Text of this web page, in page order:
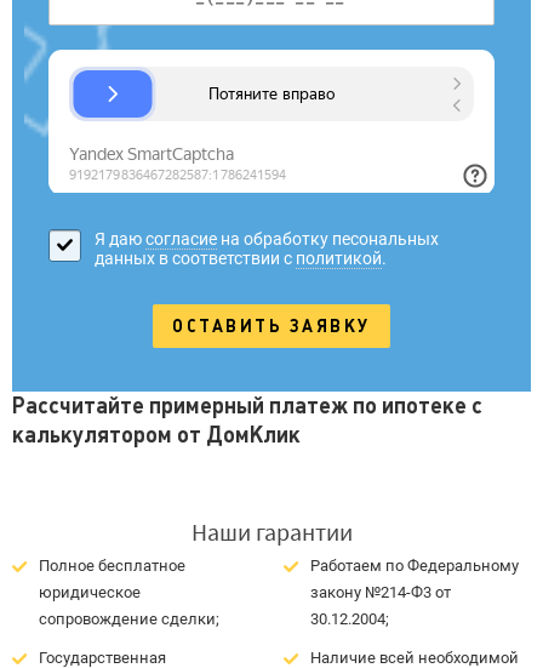
Я даюсогласие на обработку песональных
данных в соответствии с политикой.
Рассчитайте примерный платеж по ипотеке с
калькулятором от ДомКлик
Наши гарантии
Полное бесплатное
юридическое
сопровождение сделки;
Государственная
Работаем по Федеральному
закону №214-Ф3 от
30.12.2004;
Наличие всей необходимой